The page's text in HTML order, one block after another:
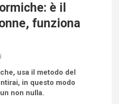
è il
funziona
usa il metodo del
in questo modo
non nulla.